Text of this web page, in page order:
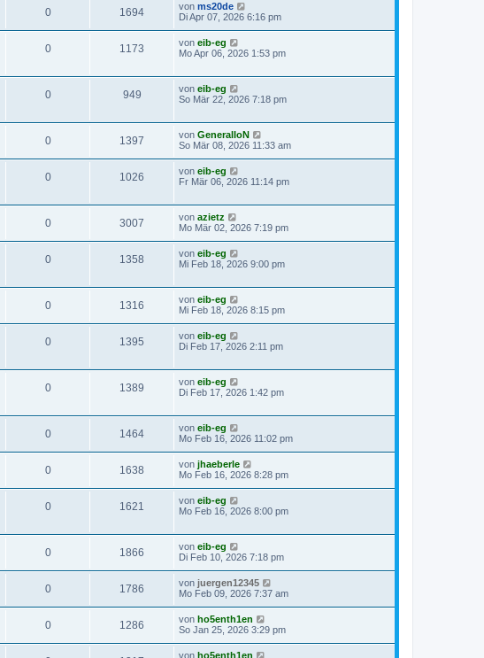
0 1694 von ms20de
Di Apr 07, 2026 6:16 pm
0 1173 von eib-eg
Mo Apr 06, 2026 1:53 pm
0 949 von eib-eg
So Mär 22, 2026 7:18 pm
0 1397 von GeneralIoN
So Mär 08, 2026 11:33 am
0 1026 von eib-eg
Fr Mär 06, 2026 11:14 pm
0 3007 von azietz
Mo Mär 02, 2026 7:19 pm
0 1358 von eib-eg
Mi Feb 18, 2026 9:00 pm
0 1316 von eib-eg
Mi Feb 18, 2026 8:15 pm
0 1395 von eib-eg
Di Feb 17, 2026 2:11 pm
0 1389 von eib-eg
Di Feb 17, 2026 1:42 pm
0 1464 von eib-eg
Mo Feb 16, 2026 11:02 pm
0 1638 von jhaeberle
Mo Feb 16, 2026 8:28 pm
0 1621 von eib-eg
Mo Feb 16, 2026 8:00 pm
0 1866 von eib-eg
Di Feb 10, 2026 7:18 pm
0 1786 von juergen12345
Mo Feb 09, 2026 7:37 am
0 1286 von ho5enth1en
So Jan 25, 2026 3:29 pm
von ho5enth1en